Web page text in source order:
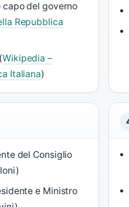
capo del governo
Repubblica
Wikipedia –
Italiana)
del Consiglio
e Ministro